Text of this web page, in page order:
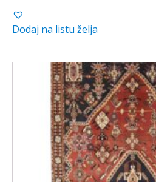
Dodaj na listu želja